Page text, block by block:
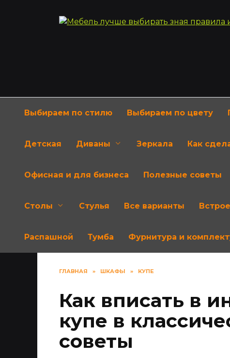
Выбираем по стилю Выбираем по цвету
Детская Диваны Зеркала Как
Офисная и для бизнеса Полезные советы
Столы Стулья Все варианты
Распашной Тумба Фурнитура и
ГЛАВНАЯ » ШКАФЫ » КУПЕ
Как вписать в
купе в
советы